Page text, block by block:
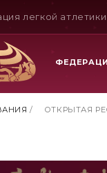
легкой атлетики
/ ОТКРЫТАЯ